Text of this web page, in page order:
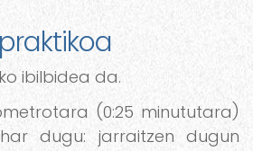
ibilbidea da.
(0:25 minututara)
dugu: jarraitzen dugun